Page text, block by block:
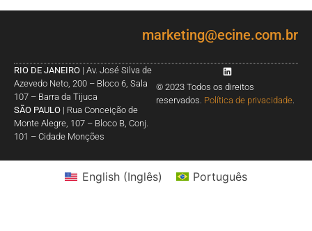
marketing@ecine.com.br
RIO DE JANEIRO | Av. José Silva de
Azevedo Neto, 200 – Bloco 6, Sala
107 – Barra da Tijuca
SÃO PAULO | Rua Conceição de
Monte Alegre, 107 – Bloco B, Conj.
101 – Cidade Monções
© 2023 Todos os direitos
reservados. Política de privacidade.
English(Inglês) Português